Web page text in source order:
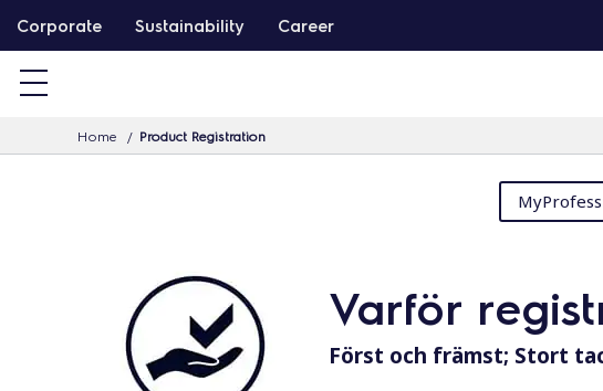
å
Corporate Sustainability Career
Home Product Registration
Varför
Först och främst; Stort